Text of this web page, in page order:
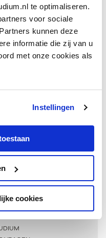
te optimaliseren.
voor sociale
kunnen deze
informatie die zij van u
met onze cookies als
Instellingen
cookies